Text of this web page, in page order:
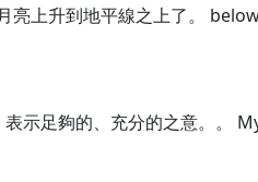
上升到地平線之上了。
示足夠的、充分的之意。。